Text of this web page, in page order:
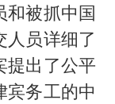
和被抓中国
人员详细了
提出了公平
宾务工的中